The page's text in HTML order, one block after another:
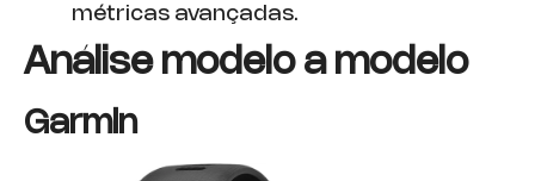
métricas avançadas.
Análise modelo a modelo
Garmin